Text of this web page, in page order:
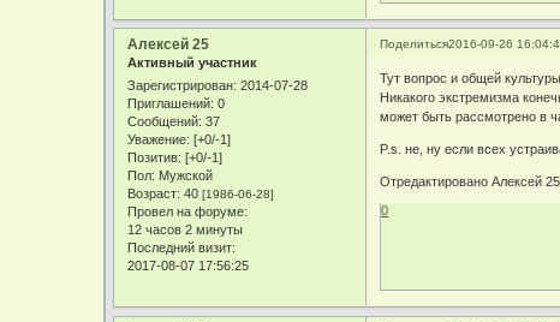
Поделиться2016-09-26
Алексей 25
Активный участник
Зарегистрирован: 2014-07-28
Приглашений: 0
Сообщений: 37
Уважение: [+0/-1]
Позитив: [+0/-1]
Пол: Мужской
Возраст: 40[1986-06-28]
Провел на форуме:
12 часов 2 минуты
Последний визит:
2017-08-07 17:56:25
Тут вопрос и общей
Никакого экстремизма
может быть рассмотрено в
P.s. не, ну если всех
Отредактировано Алексей
0